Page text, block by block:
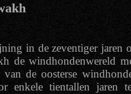
in de zeventiger jaren
de windhondenwereld
van de oosterse
enkele tientallen jaren